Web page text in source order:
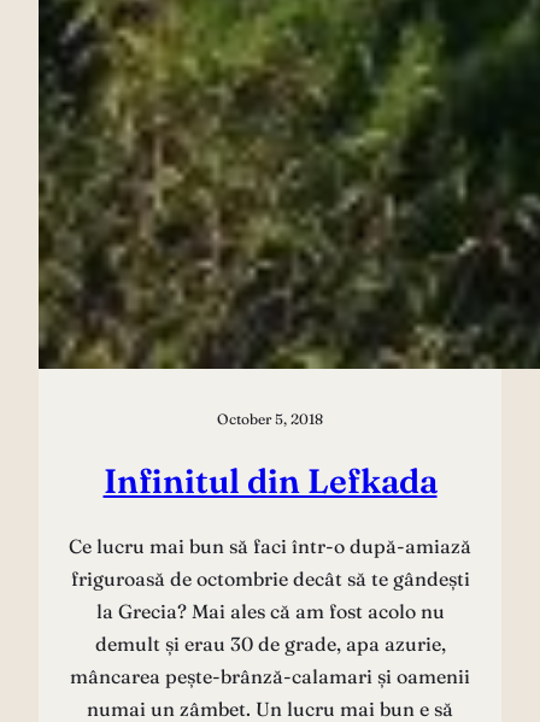
October 5, 2018
Infinitul din Lefkada
Ce lucru mai bun să faci într-o după-amiază
friguroasă de octombrie decât să te gândești
la Grecia? Mai ales că am fost acolo nu
demult și erau 30 de grade, apa azurie,
mâncarea pește-brânză-calamari și oamenii
numai un zâmbet. Un lucru mai bun e să